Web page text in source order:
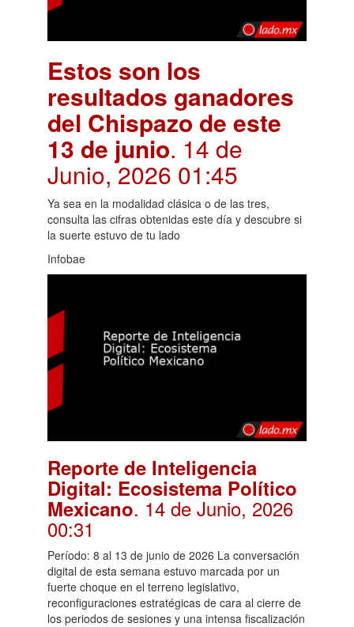
Estos son los
resultados ganadores
del Chispazo de este
13 de junio. 14 de
Junio, 2026 01:45
Ya sea en la modalidad clásica o de las tres,
consulta las cifras obtenidas este día y descubre si
la suerte estuvo de tu lado
Infobae
Reporte de Inteligencia
Digital: Ecosistema Político
Mexicano. 14 de Junio, 2026
00:31
Período: 8 al 13 de junio de 2026 La conversación
digital de esta semana estuvo marcada por un
fuerte choque en el terreno legislativo,
reconfiguraciones estratégicas de cara al cierre de
los periodos de sesiones y una intensa fiscalización